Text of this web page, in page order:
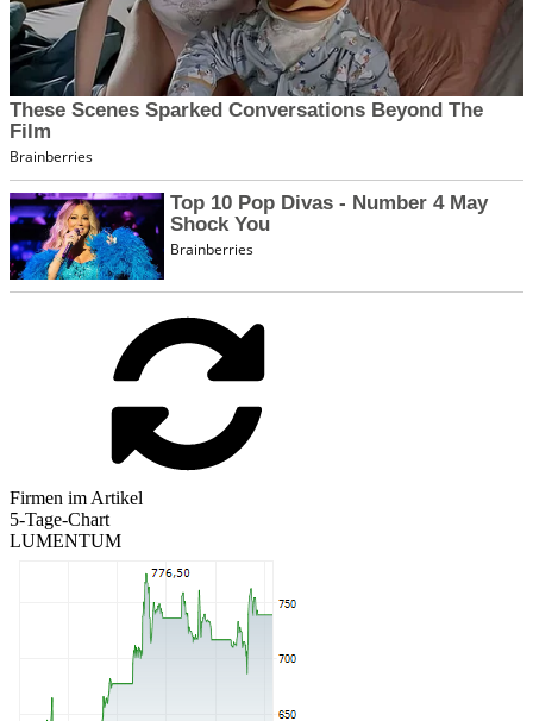
Firmen im Artikel
5-Tage-Chart
LUMENTUM